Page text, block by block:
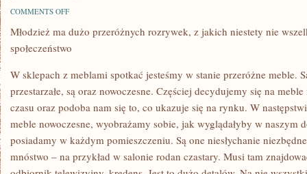
COMMENTS OFFON
MA
PRZERÓŻNYCH
Z
NIESTETY
NIE
WSZYSTKIE
SĄ
AKCEPTOWANE
PRZEZ
SPOŁECZEŃSTWO
Młodzież ma dużo przeróżnych rozrywek, z jakich niestety nie
społeczeństwo
W sklepach z meblami spotkać jesteśmy w stanie przeróżne meble.
przestarzałe, są oraz nowoczesne. Częściej decydujemy się na
czasu oraz podoba nam się to, co ukazuje się na rynku. W
meble nowoczesne, wyobrażamy sobie, jak wyglądałyby w naszym
posiadamy w każdym pomieszczeniu. Są one niesłychanie
mnóstwo – na przykład w salonie rodan czastary. Musi tam